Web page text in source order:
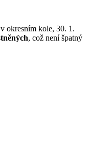
okresním kole, 30. 1.
, což není špatný